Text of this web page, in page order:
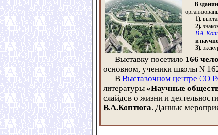
В
1).
2).
В.А.
и
3).
Выставку посетило 166
основном, ученики школы N
В Выставочном центре СО
литературы «Научные
слайдов о жизни и
В.А.Коптюга. Данные